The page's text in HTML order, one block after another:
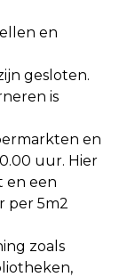
en
gesloten.
is
en
uur. Hier
en een
per 5m2
zoals